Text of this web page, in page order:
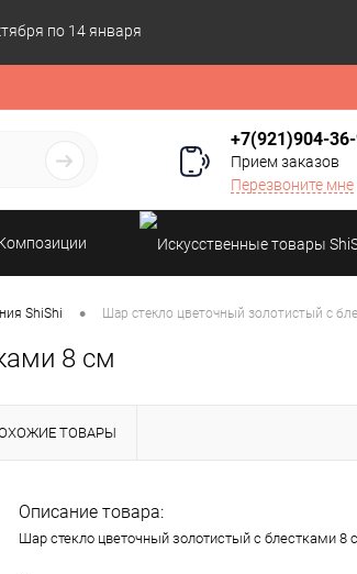
по 14 января
+7(921)904-
Прием заказов
Перезвоните мне
ShiShi • Шар стекло цветочный золотистый с
8 см
ТОВАРЫ
Описание товара:
Шар стекло цветочный золотистый с блестками 8